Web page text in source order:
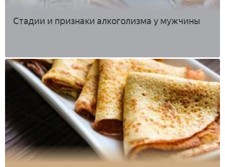
Стадии и признаки алкоголизма у мужчины